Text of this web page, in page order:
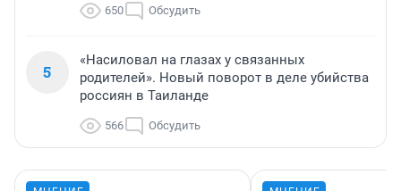
650 Обсудить
5
«Насиловал на глазах у связанных
родителей». Новый поворот в деле убийства
россиян в Таиланде
566 Обсудить